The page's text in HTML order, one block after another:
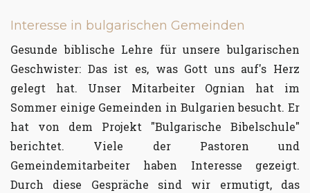
Interesse in bulgarischen Gemeinden
Gesunde biblische Lehre für unsere bulgarischen
Geschwister: Das ist es, was Gott uns auf's Herz
gelegt hat. Unser Mitarbeiter Ognian hat im
Sommer einige Gemeinden in Bulgarien besucht. Er
hat von dem Projekt "Bulgarische Bibelschule"
berichtet. Viele der Pastoren und
Gemeindemitarbeiter haben Interesse gezeigt.
Durch diese Gespräche sind wir ermutigt, das